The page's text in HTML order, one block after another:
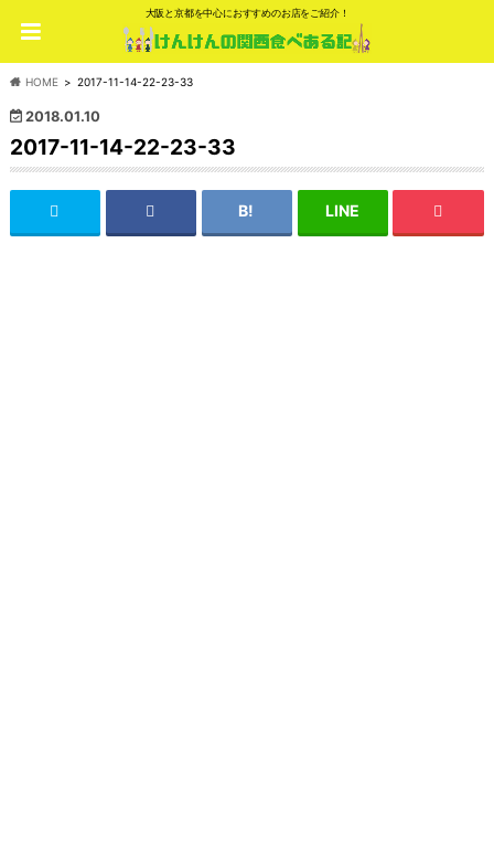
大阪と京都を中心におすすめのお店をご紹介！
HOME 2017-11-14-22-23-33
2018.01.10
2017-11-14-22-23-33